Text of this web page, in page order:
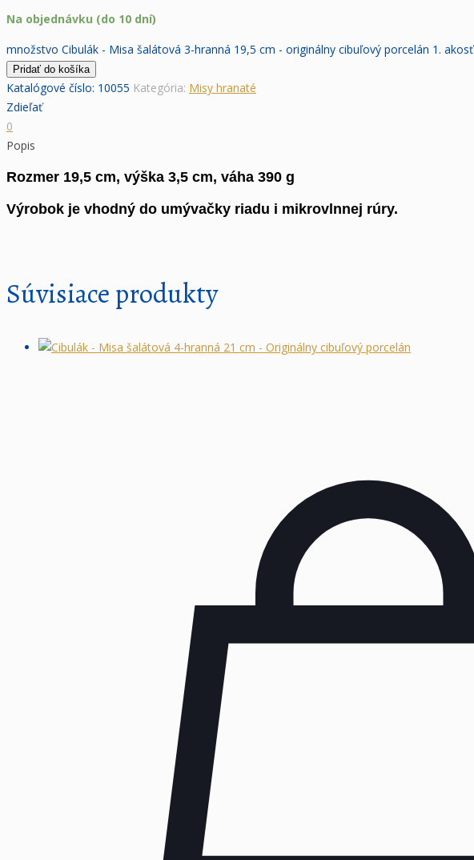
Na objednávku (do 10 dní)
množstvo Cibulák - Misa šalátová 3-hranná 19,5 cm - originálny cibuľový porcelán 1. akosť
Pridať do košíka
Katalógové číslo: 10055 Kategória: Misy hranaté
Zdieľať
0
Popis
Rozmer 19,5 cm, výška 3,5 cm, váha 390 g
Výrobok je vhodný do umývačky riadu i mikrovlnnej rúry.
Súvisiace produkty